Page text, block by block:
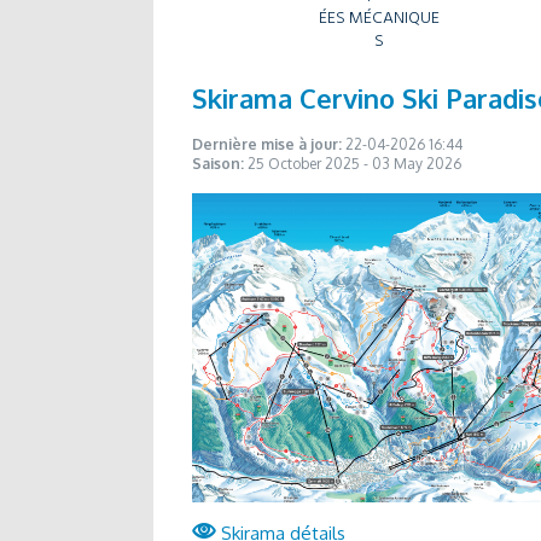
ÉES MÉCANIQUE
S
Skirama Cervino Ski
Dernière mise à jour: 22-04-2026 16:44
Saison: 25 October 2025 - 03 May 2026
Skirama détails